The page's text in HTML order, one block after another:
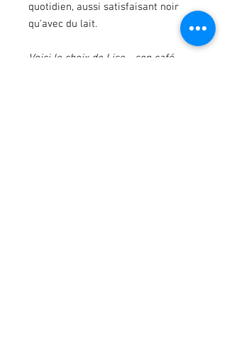
quotidien, aussi satisfaisant noir
qu'avec du lait.
Voici le choix de Lise - son café